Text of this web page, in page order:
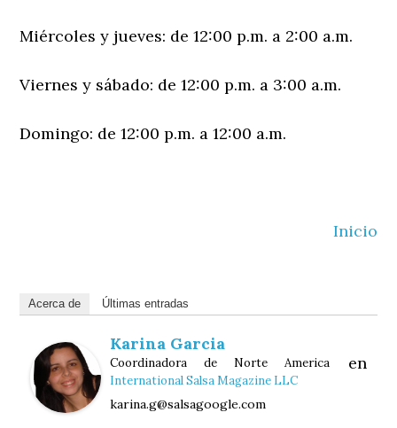
Miércoles y jueves: de 12:00 p.m. a 2:00 a.m.
Viernes y sábado: de 12:00 p.m. a 3:00 a.m.
Domingo: de 12:00 p.m. a 12:00 a.m.
Inicio
Acerca de Últimas entradas
Karina Garcia
Coordinadora de Norte Americaen
International Salsa Magazine LLC
karina.g@salsagoogle.com